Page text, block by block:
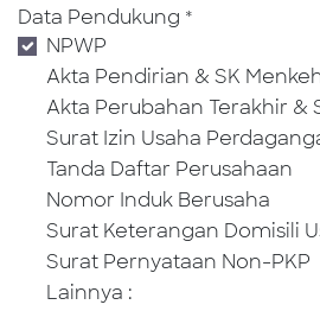
Data Pendukung *
NPWP
Akta Pendirian & SK
Akta Perubahan Terakhir &
Surat Izin Usaha
Tanda Daftar Perusahaan
Nomor Induk Berusaha
Surat Keterangan Domisili
Surat Pernyataan Non-PKP
Lainnya :